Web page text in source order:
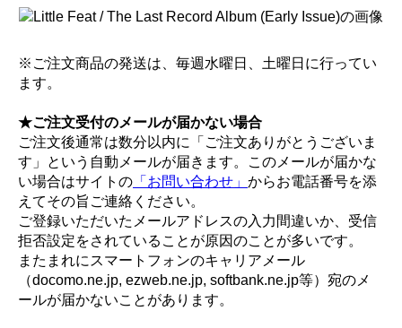
※ご注文商品の発送は、毎週水曜日、土曜日に行ってい
ます。
★ご注文受付のメールが届かない場合
ご注文後通常は数分以内に「ご注文ありがとうございま
す」という自動メールが届きます。このメールが届かな
い場合はサイトの 「お問い合わせ」 からお電話番号を添
えてその旨ご連絡ください。
ご登録いただいたメールアドレスの入力間違いか、受信
拒否設定をされていることが原因のことが多いです。
またまれにスマートフォンのキャリアメール
（docomo.ne.jp, ezweb.ne.jp, softbank.ne.jp等）宛のメ
ールが届かないことがあります。